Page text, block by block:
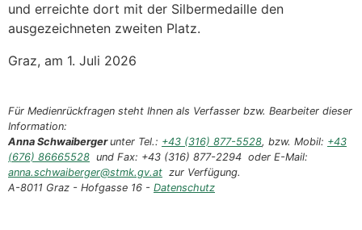
und erreichte dort mit der Silbermedaille den
ausgezeichneten zweiten Platz.
Graz, am 1. Juli 2026
Für Medienrückfragen steht Ihnen als Verfasser bzw. Bearbeiter dieser
Information:
Anna Schwaibergerunter Tel.: +43 (316) 877-5528, bzw. Mobil: +43
(676) 86665528 und Fax: +43 (316) 877-2294 oder E-Mail:
anna.schwaiberger@stmk.gv.at zur Verfügung.
A-8011 Graz - Hofgasse 16 - Datenschutz